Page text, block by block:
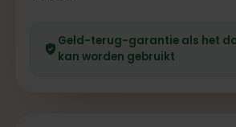
Geld-terug-garantie als het
kan worden gebruikt